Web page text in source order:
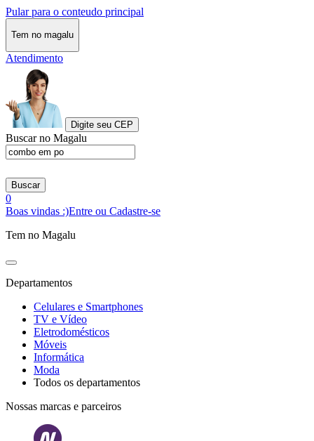
Pular para o conteudo principal
Tem no magalu
Atendimento
Digite seu CEP
Buscar no Magalu
Buscar
0
Boas vindas :)Entre ou Cadastre-se
Tem no Magalu
Departamentos
Celulares e Smartphones
TV e Vídeo
Eletrodomésticos
Móveis
Informática
Moda
Todos os departamentos
Nossas marcas e parceiros